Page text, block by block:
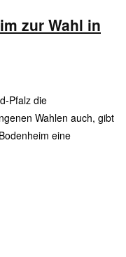
zur Wahl in
Pfalz die
Wahlen auch, gibt
eine